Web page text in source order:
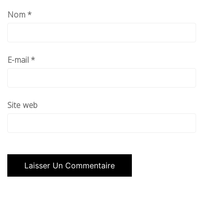
Nom *
E-mail *
Site web